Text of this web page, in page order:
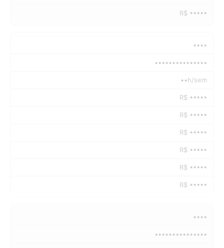
R$ •••••
••••
•••••••••••••••
••h/sem
R$ •••••
R$ •••••
R$ •••••
R$ •••••
R$ •••••
R$ •••••
••••
•••••••••••••••